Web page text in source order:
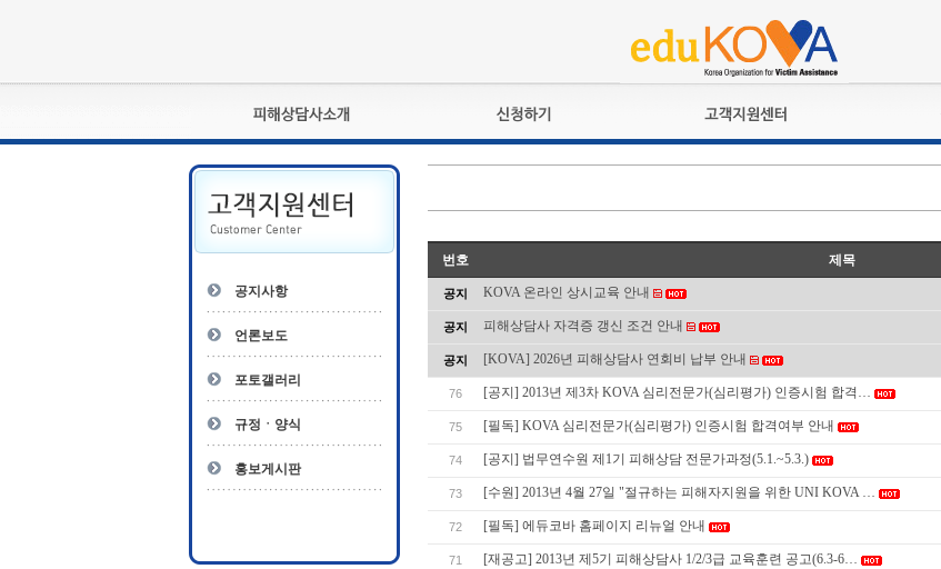
피해상담사란?
자격관리규정
상담사 자격증 확인
- 피해상담사 1급
- 전문수련감독자
- 전문수련기관
교육훈련
자격심사
자격복원
공지사항
규정ㆍ양식
공지사항
언론보도
포토갤러리
규정ㆍ양식
홍보게시판
번호 제목
공지 KOVA 온라인 상시교육 안내
공지 피해상담사 자격증 갱신 조건 안내
공지 [KOVA] 2026년 피해상담사 연회비 납부 안내
76 [공지] 2013년 제3차 KOVA 심리전문가(심리평가) 인증시험 합격…
75 [필독] KOVA 심리전문가(심리평가) 인증시험 합격여부 안내
74 [공지] 법무연수원 제1기 피해상담 전문가과정(5.1.~5.3.)
73 [수원] 2013년 4월 27일 "절규하는 피해자지원을 위한 UNI KOVA …
72 [필독] 에듀코바 홈페이지 리뉴얼 안내
71 [재공고] 2013년 제5기 피해상담사 1/2/3급 교육훈련 공고(6.3-6…